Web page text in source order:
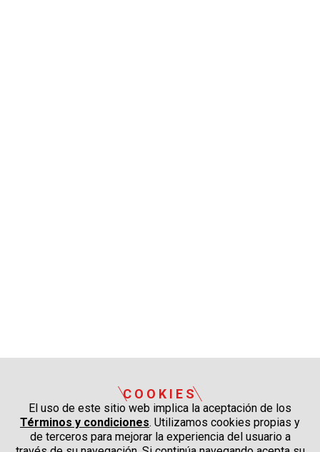
COOKIES
El uso de este sitio web implica la aceptación de los
Términos y condiciones. Utilizamos cookies propias y
de terceros para mejorar la experiencia del usuario a